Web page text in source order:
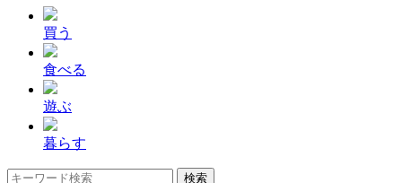
買う
食べる
遊ぶ
暮らす